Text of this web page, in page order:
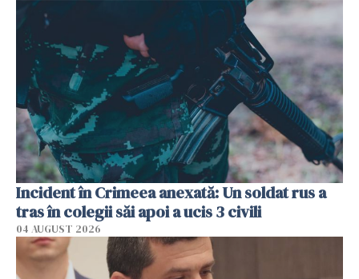
Incident în Crimeea anexată: Un soldat rus a
tras în colegii săi apoi a ucis 3 civili
04 AUGUST 2026